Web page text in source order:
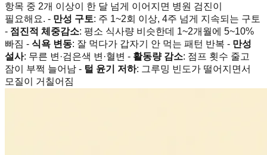
항목 중 2개 이상이 한 달 넘게 이어지면 병원 검진이
필요해요. - 만성 구토: 주 1~2회 이상, 4주 넘게 지속되는 구토
- 점진적 체중감소: 평소 식사량 비슷한데 1~2개월에 5~10%
빠짐 - 식욕 변동: 잘 먹다가 갑자기 안 먹는 패턴 반복 - 만성
설사: 무른 변·검은색 변·혈변 - 활동량 감소: 점프 횟수 줄고
잠이 부쩍 늘어남 - 털 윤기 저하: 그루밍 빈도가 떨어지면서
모질이 거칠어짐